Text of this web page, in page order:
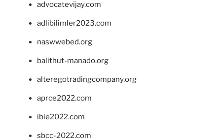
advocatevijay.com
adlibilimler2023.com
naswwebed.org
balithut-manado.org
alteregotradingcompany.org
aprce2022.com
ibie2022.com
sbcc-2022.com